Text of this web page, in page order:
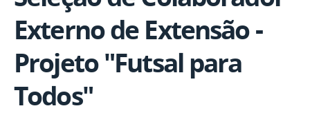
Externo de Extensão -
Projeto "Futsal para
Todos"